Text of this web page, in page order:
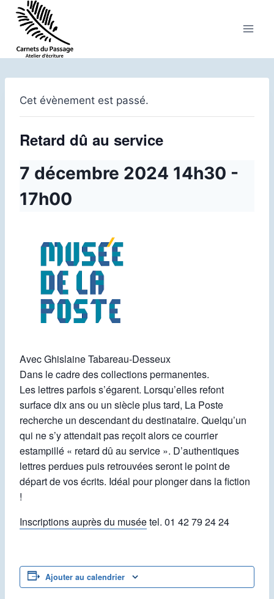
Aller
contenu
Cet évènement est passé.
Retard dû au service
7 décembre 2024 14h30 -
17h00
Avec Ghislaine Tabareau-Desseux
Dans le cadre des collections permanentes.
Les lettres parfois s’égarent. Lorsqu’elles refont
surface dix ans ou un siècle plus tard, La Poste
recherche un descendant du destinataire. Quelqu’un
qui ne s’y attendait pas reçoit alors ce courrier
estampillé « retard dû au service ». D’authentiques
lettres perdues puis retrouvées seront le point de
départ de vos écrits. Idéal pour plonger dans la fiction
!
Inscriptions auprès du muséetel. 01 42 79 24 24
Ajouter au calendrier